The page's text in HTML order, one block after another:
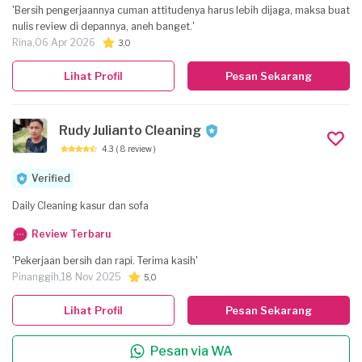
'Bersih pengerjaannya cuman attitudenya harus lebih dijaga, maksa buat
nulis review di depannya, aneh banget.'
Rina,06 Apr 2026 3,0
Pesan Sekarang
Lihat Profil
Rudy Julianto Cleaning
4.3 ( 8 review )
Verified
Daily Cleaning kasur dan sofa
Review Terbaru
'Pekerjaan bersih dan rapi. Terima kasih'
Pinanggih,18 Nov 2025 5,0
Pesan Sekarang
Pesan via WA
Lihat Profil